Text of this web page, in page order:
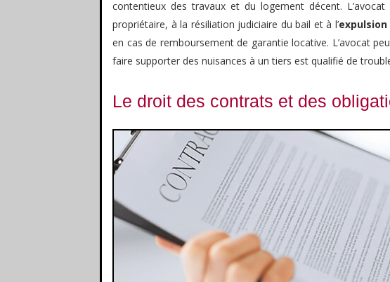
contentieux des travaux et du logement décent.
propriétaire, à la résiliation judiciaire du bail et à l’
en cas de remboursement de garantie locative. L’avocat
faire supporter des nuisances à un tiers est qualifié de
Le droit des contrats et des